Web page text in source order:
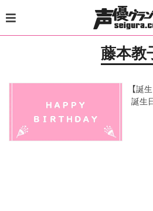
to
content
藤本教
【誕
誕生